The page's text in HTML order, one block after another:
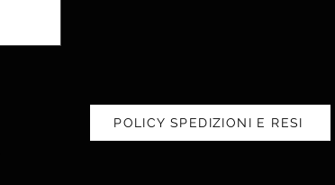
POLICY SPEDIZIONI E RESI